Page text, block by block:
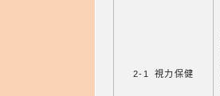
2-1 視力保健